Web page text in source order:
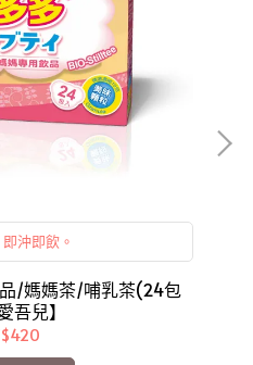
沖即飲。
/媽媽茶/哺乳茶(24包
吾兒】